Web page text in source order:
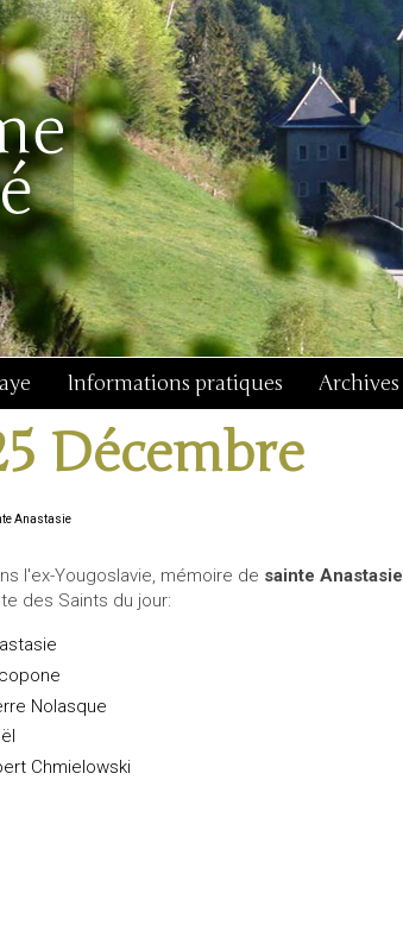
Informations pratiques Archives
Décembre
Anastasie
l'ex-Yougoslavie, mémoire de sainte Anastasie
des Saints du jour:
Nolasque
Chmielowski